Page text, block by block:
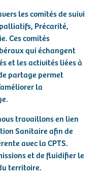
les comités de suivi
Précarité,
Ces comités
qui échangent
et les activités liées à
partage permet
la
travaillons en lien
Sanitaire afin de
avec la CPTS.
et de fluidifier le
territoire.